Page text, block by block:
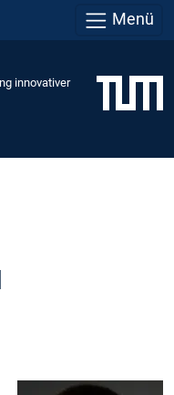
Menü
innovativer